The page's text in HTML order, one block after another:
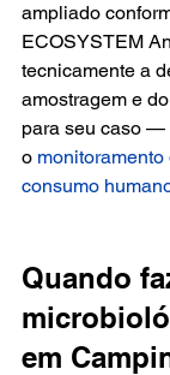
ampliado
ECOSYSTEM
tecnicamente a
amostragem e
para seu caso —
o
consumo
Quando
em